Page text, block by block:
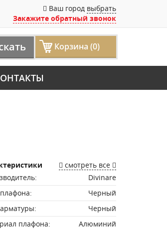
Ваш город выбрать
Закажите обратный звонок
Корзина (0)
смотреть все
Divinare
Черный
Черный
плафона:
Алюминий